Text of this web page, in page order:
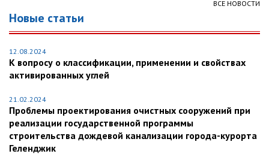
ВСЕ НОВОСТИ
Новые статьи
12.08.2024
К вопросу о классификации, применении и свойствах
активированных углей
21.02.2024
Проблемы проектирования очистных сооружений при
реализации государственной программы
строительства дождевой канализации города-курорта
Геленджик